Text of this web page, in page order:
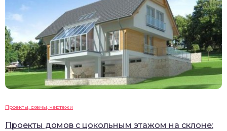
Проекты, схемы, чертежи
Проекты домов с цокольным этажом на склоне: